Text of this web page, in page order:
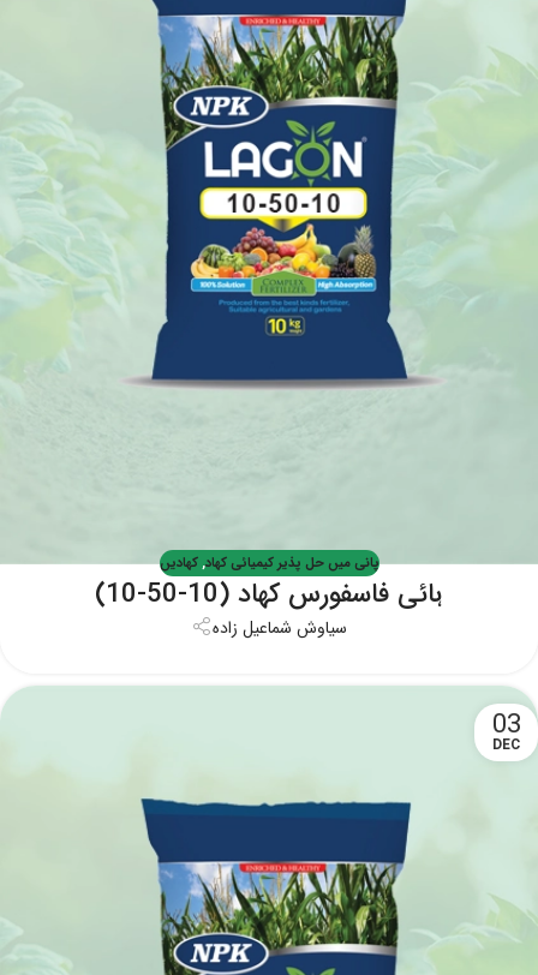
پانی میں حل پذیر کیمیائی کھاد,کھادیں
ہائی فاسفورس کھاد (10-50-10)
سیاوش شماعیل زاده
03
DEC